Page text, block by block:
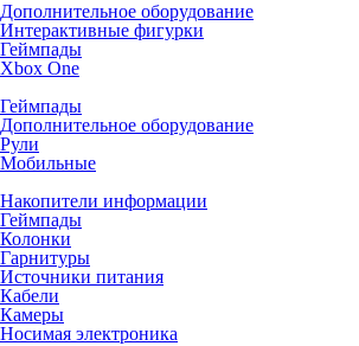
Дополнительное оборудование
Интерактивные фигурки
Геймпады
Xbox One
Геймпады
Дополнительное оборудование
Рули
Мобильные
Накопители информации
Геймпады
Колонки
Гарнитуры
Источники питания
Кабели
Камеры
Носимая электроника